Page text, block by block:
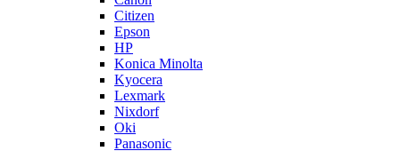
Citizen
Epson
HP
Konica Minolta
Kyocera
Lexmark
Nixdorf
Oki
Panasonic